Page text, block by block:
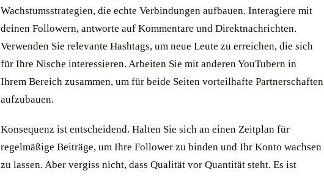
Wachstumsstrategien, die echte Verbindungen aufbauen. Interagiere mit
deinen Followern, antworte auf Kommentare und Direktnachrichten.
Verwenden Sie relevante Hashtags, um neue Leute zu erreichen, die sich
für Ihre Nische interessieren. Arbeiten Sie mit anderen YouTubern in
Ihrem Bereich zusammen, um für beide Seiten vorteilhafte Partnerschaften
aufzubauen.
Konsequenz ist entscheidend. Halten Sie sich an einen Zeitplan für
regelmäßige Beiträge, um Ihre Follower zu binden und Ihr Konto wachsen
zu lassen. Aber vergiss nicht, dass Qualität vor Quantität steht. Es ist